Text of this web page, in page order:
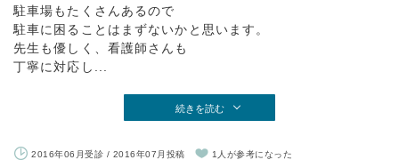
駐車場もたくさんあるので
駐車に困ることはまずないかと思います。
先生も優しく、看護師さんも
丁寧に対応し...
続きを読む
2016年06月受診 / 2016年07月投稿 1人が参考になった